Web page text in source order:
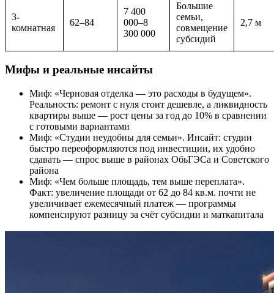
3-
комнатная
62–84
7 400
000–8
300 000
Большие
семьи,
совмещение
субсидий
2,7 м
Мифы и реальные инсайты
Миф: «Черновая отделка — это расходы в будущем».
Реальность: ремонт с нуля стоит дешевле, а ликвидность
квартиры выше — рост цены за год до 10% в сравнении
с готовыми вариантами
Миф: «Студии неудобны для семьи». Инсайт: студии
быстро переоформляются под инвестиции, их удобно
сдавать — спрос выше в районах ОбьГЭСа и Советского
района
Миф: «Чем больше площадь, тем выше переплата».
Факт: увеличение площади от 62 до 84 кв.м. почти не
увеличивает ежемесячный платеж — программы
компенсируют разницу за счёт субсидии и маткапитала